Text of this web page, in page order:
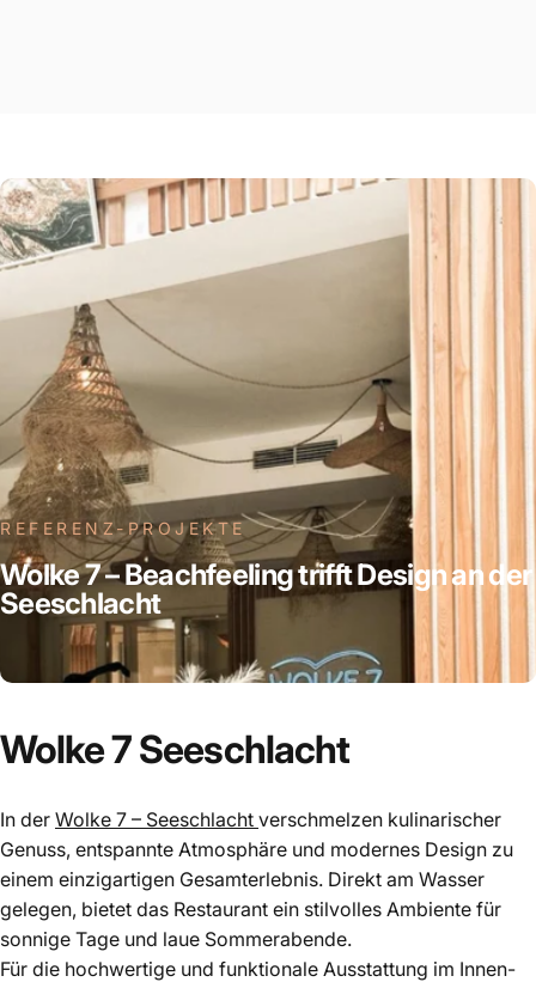
REFERENZ-PROJEKTE
Wolke7–BeachfeelingtrifftDesignander
Seeschlacht
Wolke7Seeschlacht
In der Wolke 7 – Seeschlacht verschmelzen kulinarischer
Genuss, entspannte Atmosphäre und modernes Design zu
einem einzigartigen Gesamterlebnis. Direkt am Wasser
gelegen, bietet das Restaurant ein stilvolles Ambiente für
sonnige Tage und laue Sommerabende.
Für die hochwertige und funktionale Ausstattung im Innen-